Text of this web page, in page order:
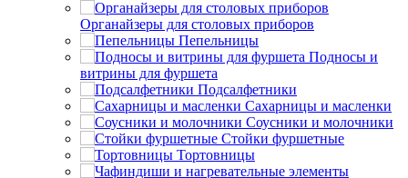
Органайзеры для столовых приборов
Пепельницы
Подносы и
витрины для фуршета
Подсалфетники
Сахарницы и масленки
Соусники и молочники
Стойки фуршетные
Тортовницы